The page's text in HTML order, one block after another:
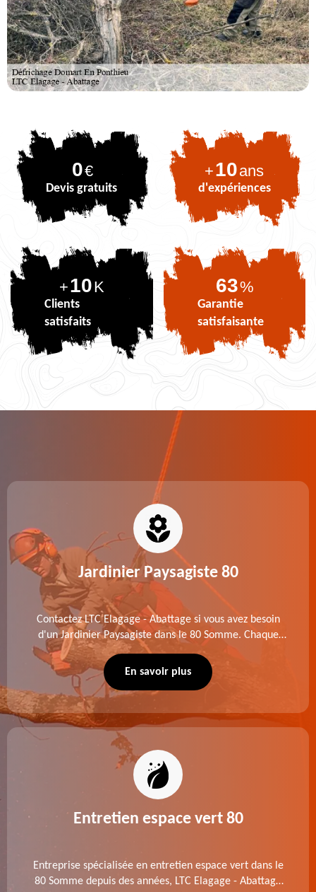
0€
Devis gratuits
+10ans
d'expériences
+10K
Clients
satisfaits
77%
Garantie
satisfaisante
Jardinier Paysagiste 80
Contactez LTC Elagage - Abattage si vous avez besoin
d'un Jardinier Paysagiste dans le 80 Somme. Chaque
intervention est exécutée selon les normes en vigueur.
Découvrez un extérieur exceptionnel grâce à notre
En savoir plus
Entretien espace vert 80
Entreprise spécialisée en entretien espace vert dans le
80 Somme depuis des années, LTC Elagage - Abattage